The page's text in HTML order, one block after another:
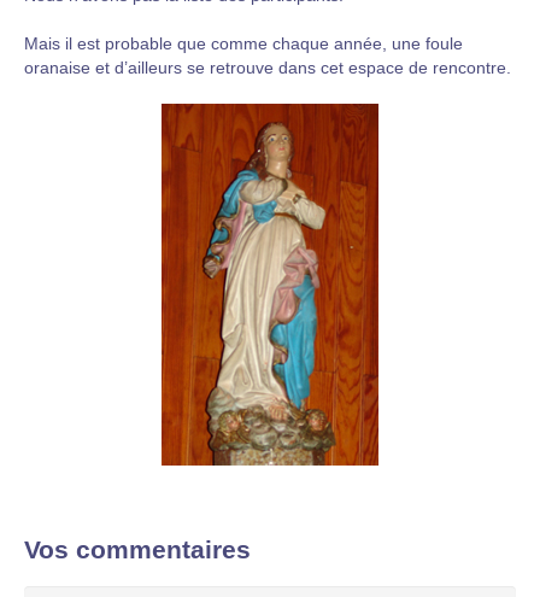
Mais il est probable que comme chaque année, une foule
oranaise et d’ailleurs se retrouve dans cet espace de rencontre.
Vos commentaires